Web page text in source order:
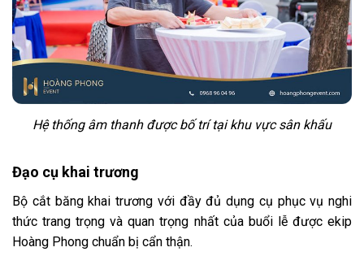
Hệ thống âm thanh được bố trí tại khu vực sân khấu
Đạo cụ khai trương
Bộ cắt băng khai trương với đầy đủ dụng cụ phục vụ nghi
thức trang trọng và quan trọng nhất của buổi lễ được ekip
Hoàng Phong chuẩn bị cẩn thận.